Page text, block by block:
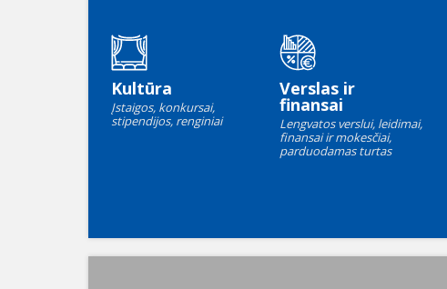
Kultūra
Įstaigos, konkursai,
stipendijos, renginiai
Verslas ir
finansai
Lengvatos verslui, leidimai,
finansai ir mokesčiai,
parduodamas turtas